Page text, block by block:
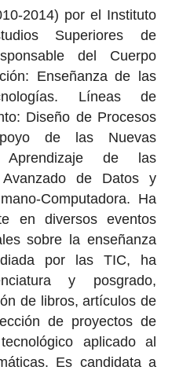
2014) por el Instituto
Superiores de
del Cuerpo
Enseñanza de las
Líneas de
Diseño de Procesos
de las Nuevas
de las
de Datos y
Computadora. Ha
en diversos eventos
sobre la enseñanza
por las TIC, ha
y posgrado,
de libros, artículos de
de proyectos de
aplicado al
Es candidata a